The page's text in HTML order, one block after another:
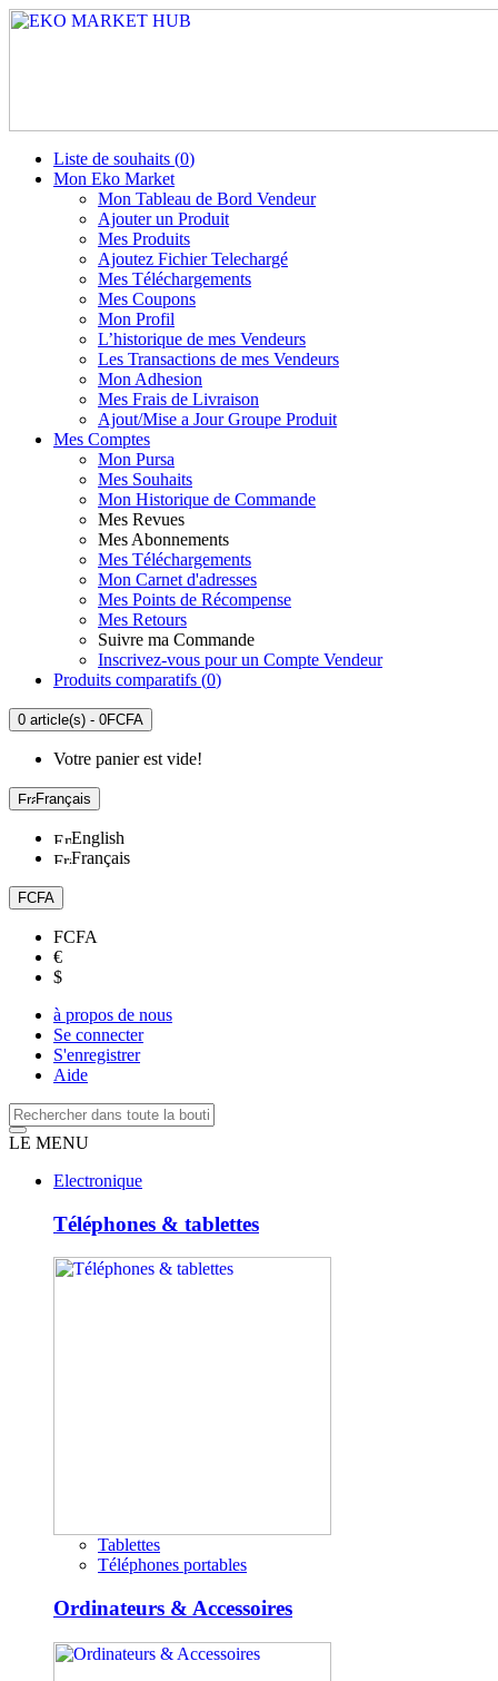
Liste de souhaits (0)
Mon Eko Market
Mon Tableau de Bord Vendeur
Ajouter un Produit
Mes Produits
Ajoutez Fichier Telechargé
Mes Téléchargements
Mes Coupons
Mon Profil
L’historique de mes Vendeurs
Les Transactions de mes Vendeurs
Mon Adhesion
Mes Frais de Livraison
Ajout/Mise a Jour Groupe Produit
Mes Comptes
Mon Pursa
Mes Souhaits
Mon Historique de Commande
Mes Revues
Mes Abonnements
Mes Téléchargements
Mon Carnet d'adresses
Mes Points de Récompense
Mes Retours
Suivre ma Commande
Inscrivez-vous pour un Compte Vendeur
Produits comparatifs (0)
0 article(s) - 0FCFA
Votre panier est vide!
Français
English
Français
FCFA
FCFA
€
$
à propos de nous
Se connecter
S'enregistrer
Aide
LE MENU
Electronique
Téléphones & tablettes
Tablettes
Téléphones portables
Ordinateurs & Accessoires